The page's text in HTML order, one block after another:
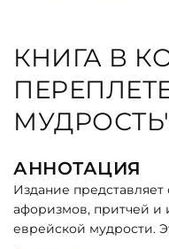
КНИГА В
АННОТАЦИЯ
Издание
афоризмов, притчей и
еврейской мудрости.